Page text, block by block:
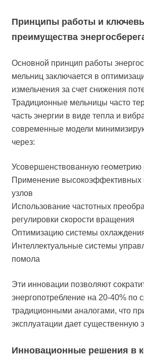
Принципы работы и
преимущества
Основной принцип работы
мельниц заключается в
измельчения за счет снижения
Традиционные мельницы часто
часть энергии в виде тепла и
современные модели
через:
Усовершенствованную геометрию
Применение
узлов
Использование частотных
регулировки скорости вращения
Оптимизацию системы
Интеллектуальные системы
помола
Эти инновации позволяют
энергопотребление на 20-40% по
традиционными аналогами, что
эксплуатации дает существенную
Инновационные решения в